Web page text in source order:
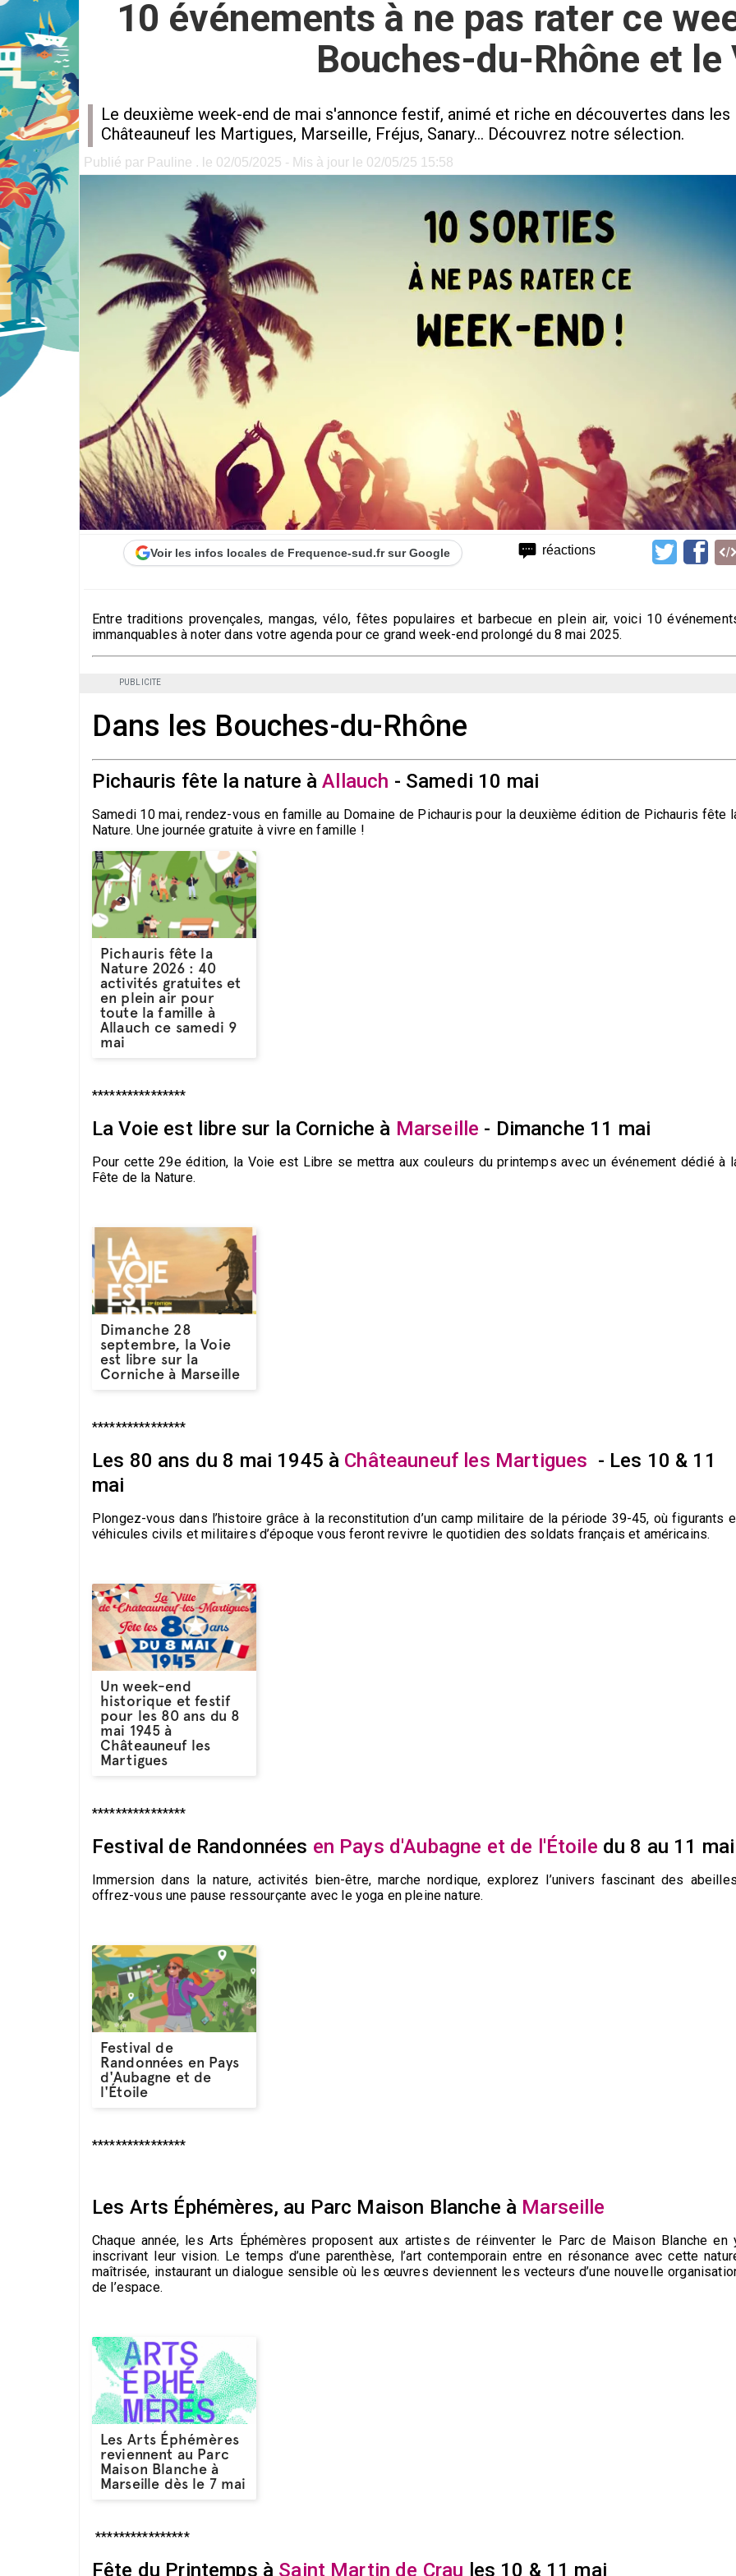
10 événements à ne pas rater ce
Bouches-du-Rhône et le
Le deuxième week-end de mai s'annonce festif, animé et riche en découvertes dans
Châteauneuf les Martigues, Marseille, Fréjus, Sanary... Découvrez notre sélection.
Publié par Pauline . le 02/05/2025 - Mis à jour le 02/05/25 15:58
réactions
Voir les infos locales de Frequence-sud.fr sur Google
Entre traditions provençales, mangas, vélo, fêtes populaires et barbecue en plein air, voici 10
immanquables à noter dans votre agenda pour ce grand week-end prolongé du 8 mai 2025.
PUBLICITE
Dans les Bouches-du-Rhône
Pichauris fête la nature àAllauch - Samedi 10 mai
Samedi 10 mai, rendez-vous en famille au Domaine de Pichauris pour la deuxième édition de Pichauris fête
Nature. Une journée gratuite à vivre en famille !
Pichauris fête la
Nature 2026 : 40
activités gratuites et
en plein air pour
toute la famille à
Allauch ce samedi 9
mai
****************
La Voie est libre sur la Corniche à Marseille - Dimanche 11 mai
Pour cette 29e édition, la Voie est Libre se mettra aux couleurs du printemps avec un événement dédié à
Fête de la Nature.
Dimanche 28
septembre, la Voie
est libre sur la
Corniche à Marseille
****************
Les 80 ans du 8 mai 1945 à Châteauneuf les Martigues - Les 10 & 11
mai
Plongez-vous dans l’histoire grâce à la reconstitution d’un camp militaire de la période 39-45, où figurants
véhicules civils et militaires d’époque vous feront revivre le quotidien des soldats français et américains.
Un week-end
historique et festif
pour les 80 ans du 8
mai 1945 à
Châteauneuf les
Martigues
****************
Festival de Randonnées en Pays d'Aubagne et de l'Étoile du 8 au 11 mai
Immersion dans la nature, activités bien-être, marche nordique, explorez l’univers fascinant des
offrez-vous une pause ressourçante avec le yoga en pleine nature.
Festival de
Randonnées en Pays
d'Aubagne et de
l'Étoile
****************
Les Arts Éphémères, au Parc Maison Blanche à Marseille
Chaque année, les Arts Éphémères proposent aux artistes de réinventer le Parc de Maison Blanche en
inscrivant leur vision. Le temps d’une parenthèse, l’art contemporain entre en résonance avec cette
maîtrisée, instaurant un dialogue sensible où les œuvres deviennent les vecteurs d’une nouvelle
de l’espace.
Les Arts Éphémères
reviennent au Parc
Maison Blanche à
Marseille dès le 7 mai
****************
Fête du Printemps à Saint Martin de Crau les 10 & 11 mai